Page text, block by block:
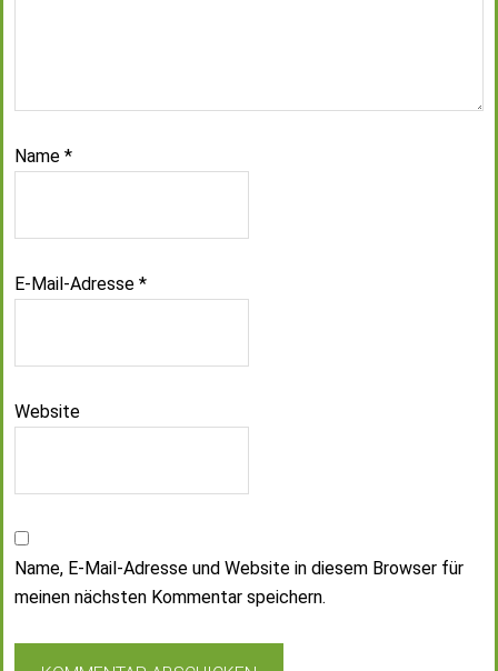
Name *
E-Mail-Adresse *
Website
Name, E-Mail-Adresse und Website in diesem Browser für
meinen nächsten Kommentar speichern.